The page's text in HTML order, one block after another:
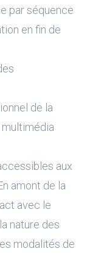
par séquence
en fin de
de la
aux
amont de la
avec le
nature des
modalités de